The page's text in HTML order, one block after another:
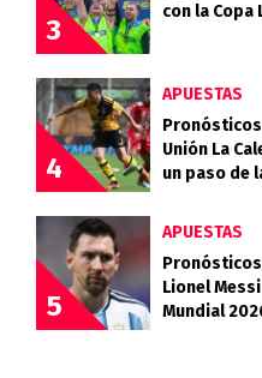
3
con la Copa
4
APUESTAS
Unión La
un paso de
5
APUESTAS
Lionel
Mundial